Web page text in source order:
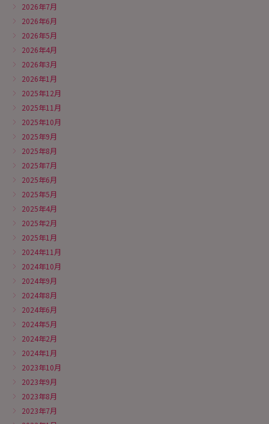
2026年7月
2026年6月
2026年5月
2026年4月
2026年3月
2026年1月
2025年12月
2025年11月
2025年10月
2025年9月
2025年8月
2025年7月
2025年6月
2025年5月
2025年4月
2025年2月
2025年1月
2024年11月
2024年10月
2024年9月
2024年8月
2024年6月
2024年5月
2024年2月
2024年1月
2023年10月
2023年9月
2023年8月
2023年7月